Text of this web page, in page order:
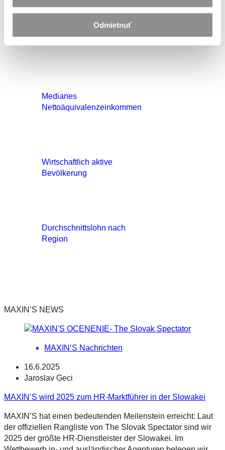
Odmietnuť
Anzahl der Studenten an der
Medianes
Nettoäquivalenzeinkommen
Wirtschaftlich aktive
Bevölkerung
Durchschnittslohn nach
Region
MAXIN’S NEWS
MAXIN’S Nachrichten
16.6.2025
Jaroslav Geci
MAXIN’S wird 2025 zum HR-Marktführer in der Slowakei
MAXIN’S hat einen bedeutenden Meilenstein erreicht: Laut
der offiziellen Rangliste von The Slovak Spectator sind wir
2025 der größte HR-Dienstleister der Slowakei. Im